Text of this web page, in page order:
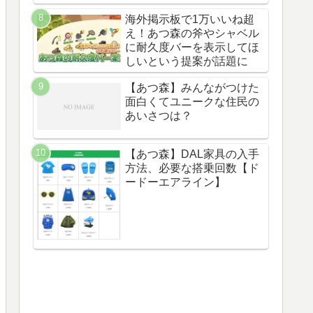
海外掲示板で1万いいね超
え！あつ森の斧やシャベル
に耐久度バーを表示してほ
しいという提案が話題に
【あつ森】みんながつけた
面白くてユニークな住民の
あいさつは？
【あつ森】DAL家具の入手
方法、必要な搭乗回数【ド
ードーエアライン】